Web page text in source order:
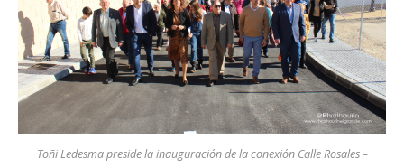
Toñi Ledesma preside la inauguración de la conexión Calle Rosales –